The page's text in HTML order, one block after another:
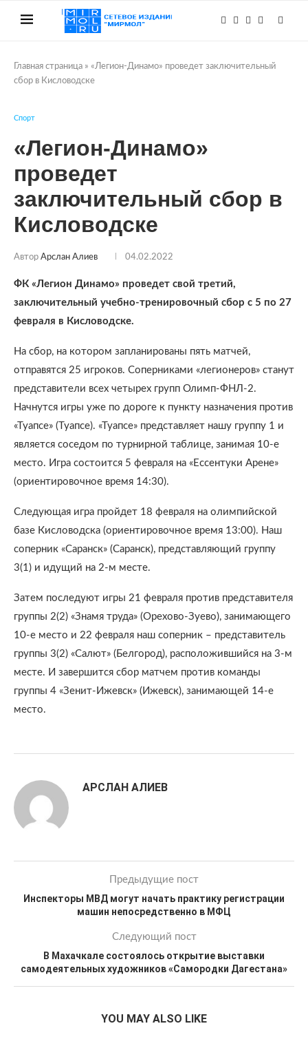
Главная страница » «Легион-Динамо» проведет заключительный
сбор в Кисловодске
Спорт
«Легион-Динамо»
проведет
заключительный сбор в
Кисловодске
Автор Арслан Алиев 04.02.2022
ФК «Легион Динамо» проведет свой третий,
заключительный учебно-тренировочный сбор с 5 по 27
февраля в Кисловодске.
На сбор, на котором запланированы пять матчей,
отправятся 25 игроков. Соперниками «легионеров» станут
представители всех четырех групп Олимп-ФНЛ-2.
Начнутся игры уже по дороге к пункту назначения против
«Туапсе» (Туапсе). «Туапсе» представляет нашу группу 1 и
является соседом по турнирной таблице, занимая 10-е
место. Игра состоится 5 февраля на «Ессентуки Арене»
(ориентировочное время 14:30).
Следующая игра пройдет 18 февраля на олимпийской
базе Кисловодска (ориентировочное время 13:00). Наш
соперник «Саранск» (Саранск), представляющий группу
3(1) и идущий на 2-м месте.
Затем последуют игры 21 февраля против представителя
группы 2(2) «Знамя труда» (Орехово-Зуево), занимающего
10-е место и 22 февраля наш соперник – представитель
группы 3(2) «Салют» (Белгород), расположившийся на 3-м
месте. И завершится сбор матчем против команды
группы 4 «Зенит-Ижевск» (Ижевск), занимающей 14-е
место.
АРСЛАН АЛИЕВ
Предыдущие пост
Инспекторы МВД могут начать практику регистрации
машин непосредственно в МФЦ
Следующий пост
В Махачкале состоялось открытие выставки
самодеятельных художников «Самородки Дагестана»
YOU MAY ALSO LIKE